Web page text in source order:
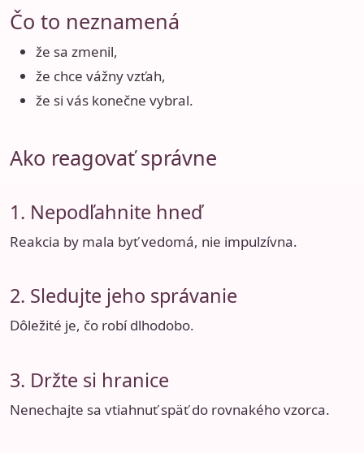
Čo to neznamená
že sa zmenil,
že chce vážny vzťah,
že si vás konečne vybral.
Ako reagovať správne
1. Nepodľahnite hneď
Reakcia by mala byť vedomá, nie impulzívna.
2. Sledujte jeho správanie
Dôležité je, čo robí dlhodobo.
3. Držte si hranice
Nenechajte sa vtiahnuť späť do rovnakého vzorca.